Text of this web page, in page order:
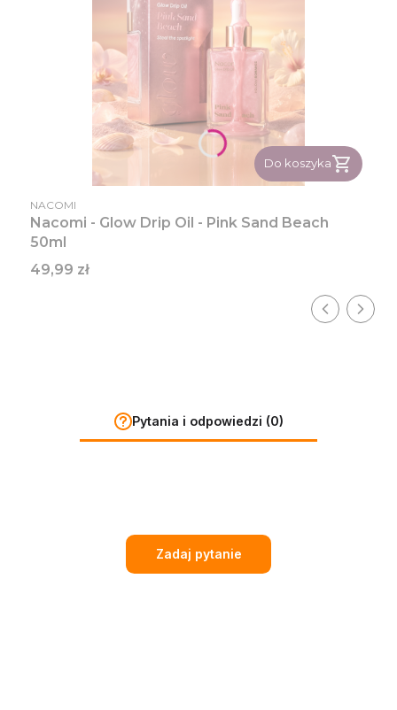
Do koszyka
PRODUCENT
NACOMI
Nacomi - Glow Drip Oil - Pink Sand Beach
50ml
Cena
49,99 zł
Pytania i odpowiedzi (0)
Zadaj pytanie